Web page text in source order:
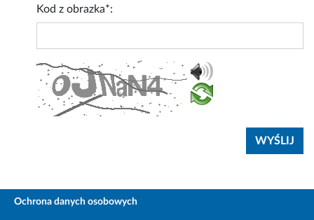
Kod z obrazka*:
Ochrona danych osobowych